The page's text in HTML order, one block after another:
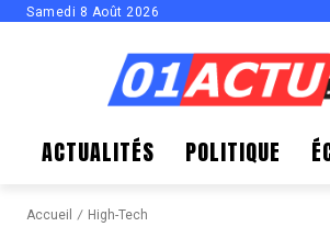
Samedi 8 Août 2026
ACTUALITÉS POLITIQUE
Accueil High-Tech